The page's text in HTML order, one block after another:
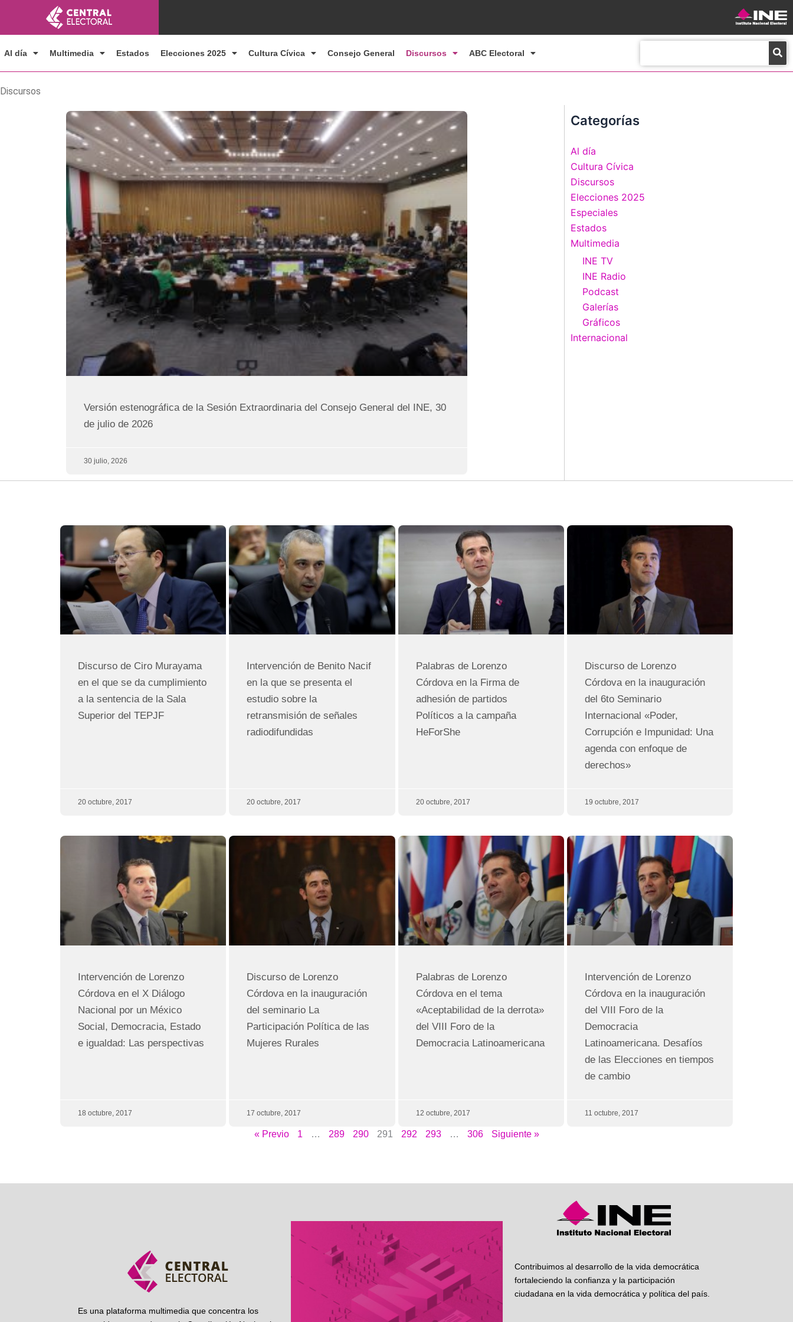
contenido
Al día Multimedia Estados Elecciones 2025 Cultura Cívica Consejo General Discursos ABC Electoral
Discursos
Versión estenográfica de la Sesión Extraordinaria del Consejo General del INE, 30
de julio de 2026
30 julio, 2026
Categorías
Al día
Cultura Cívica
Discursos
Elecciones 2025
Especiales
Estados
Multimedia
INE TV
INE Radio
Podcast
Galerías
Gráficos
Internacional
Discurso de Ciro Murayama
en el que se da cumplimiento
a la sentencia de la Sala
Superior del TEPJF
20 octubre, 2017
Intervención de Benito Nacif
en la que se presenta el
estudio sobre la
retransmisión de señales
radiodifundidas
20 octubre, 2017
Palabras de Lorenzo
Córdova en la Firma de
adhesión de partidos
Políticos a la campaña
HeForShe
20 octubre, 2017
Discurso de Lorenzo
Córdova en la inauguración
del 6to Seminario
Internacional «Poder,
Corrupción e Impunidad: Una
agenda con enfoque de
derechos»
19 octubre, 2017
Intervención de Lorenzo
Córdova en el X Diálogo
Nacional por un México
Social, Democracia, Estado
e igualdad: Las perspectivas
18 octubre, 2017
Discurso de Lorenzo
Córdova en la inauguración
del seminario La
Participación Política de las
Mujeres Rurales
17 octubre, 2017
Palabras de Lorenzo
Córdova en el tema
«Aceptabilidad de la derrota»
del VIII Foro de la
Democracia Latinoamericana
12 octubre, 2017
Intervención de Lorenzo
Córdova en la inauguración
del VIII Foro de la
Democracia
Latinoamericana. Desafíos
de las Elecciones en tiempos
de cambio
11 octubre, 2017
« Previo
Página
1 …
Página
289
Página
290
Página
291
Página
292
Página
293 …
Página
306 Siguiente »
Es una plataforma multimedia que concentra los
Contribuimos al desarrollo de la vida democrática
fortaleciendo la confianza y la participación
ciudadana en la vida democrática y política del país.